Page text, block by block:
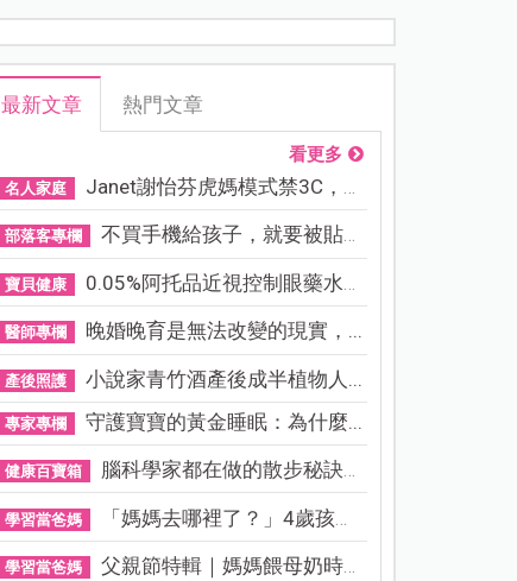
最新文章 熱門文章
看更多
名人家庭 Janet謝怡芬虎媽模式禁3C，看...
部落客專欄 不買手機給孩子，就要被貼「...
寶貝健康 0.05%阿托品近視控制眼藥水納...
醫師專欄 晚婚晚育是無法改變的現實，...
產後照護 小說家青竹酒產後成半植物人...
專家專欄 守護寶寶的黃金睡眠：為什麼...
健康百寶箱 腦科學家都在做的散步秘訣！...
學習當爸媽 「媽媽去哪裡了？」4歲孩子還...
學習當爸媽 父親節特輯｜媽媽餵母奶時，...